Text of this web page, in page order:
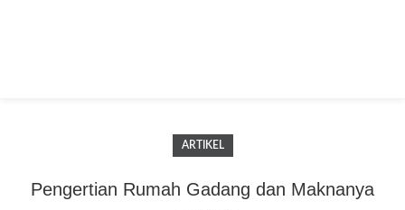
ARTIKEL
Pengertian Rumah Gadang dan Maknanya